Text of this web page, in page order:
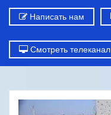
Написать нам
Смотреть телеканал